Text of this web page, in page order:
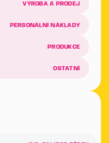
VÝROBA A PRODEJ
PERSONÁLNÍ NÁKLADY
PRODUKCE
OSTATNÍ